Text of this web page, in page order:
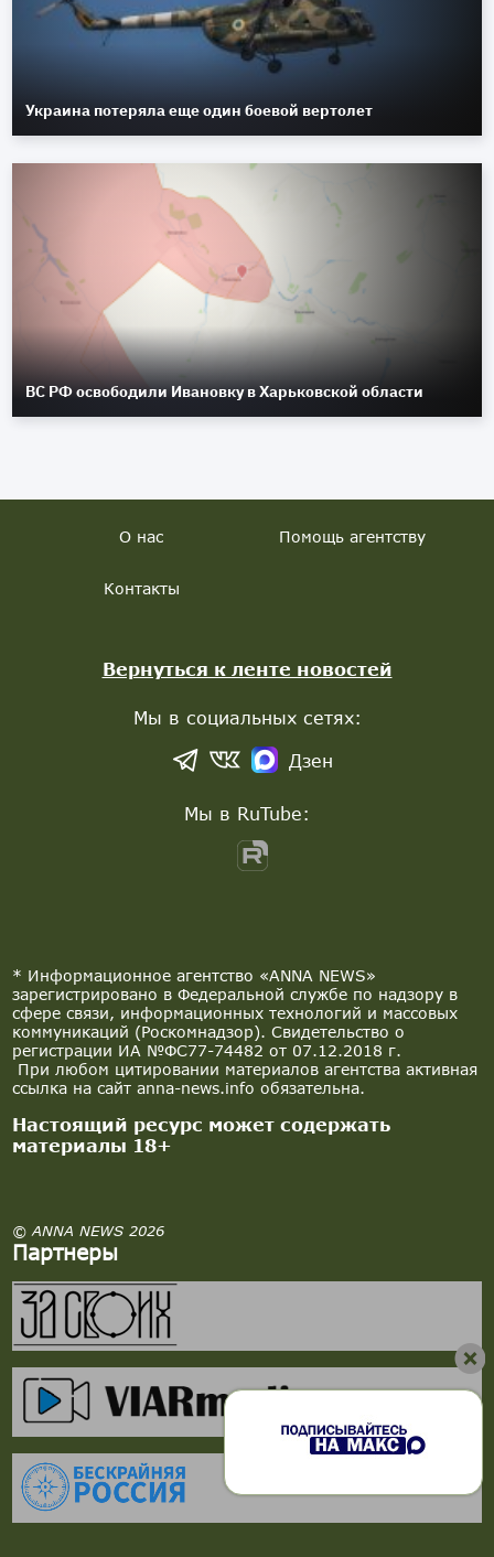
Украина потеряла еще один боевой вертолет
ВС РФ освободили Ивановку в Харьковской области
* Информационное агентство «ANNA NEWS»
зарегистрировано в Федеральной службе по надзору в
сфере связи, информационных технологий и массовых
коммуникаций (Роскомнадзор). Свидетельство о
регистрации ИА №ФС77-74482 от 07.12.2018 г.
При любом цитировании материалов агентства активная
ссылка на сайт anna-news.info обязательна.
Настоящий ресурс может содержать
материалы 18+
© ANNA NEWS 2026
Партнеры
О нас Помощь агентству
Контакты
Вернуться к ленте новостей
Мы в социальных сетях:
Дзен
Мы в RuTube: